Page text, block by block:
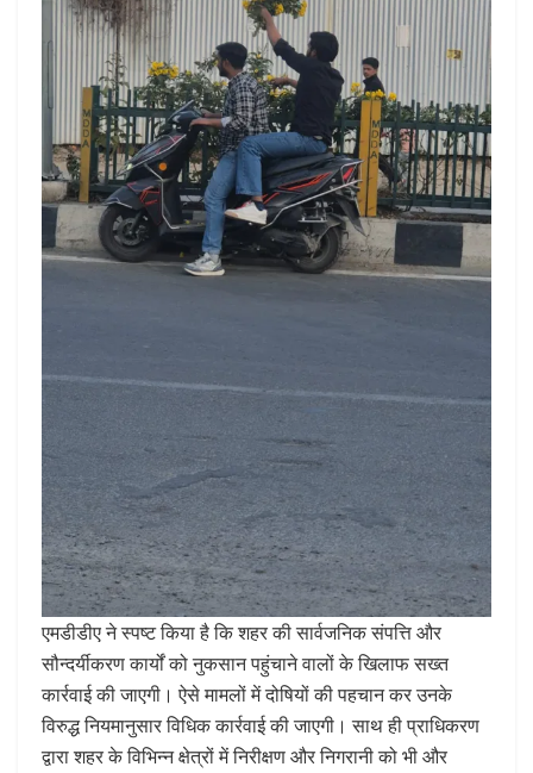
एमडीडीए ने स्पष्ट किया है कि शहर की सार्वजनिक संपत्ति और
सौन्दर्यीकरण कार्यों को नुकसान पहुंचाने वालों के खिलाफ सख्त
कार्रवाई की जाएगी। ऐसे मामलों में दोषियों की पहचान कर उनके
विरुद्ध नियमानुसार विधिक कार्रवाई की जाएगी। साथ ही प्राधिकरण
द्वारा शहर के विभिन्न क्षेत्रों में निरीक्षण और निगरानी को भी और